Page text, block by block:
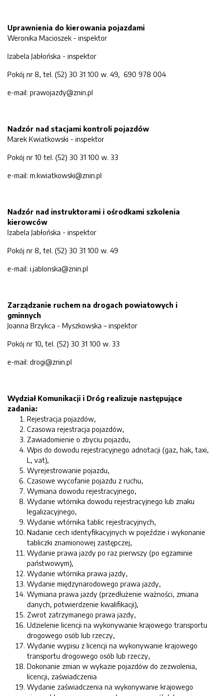
Uprawnienia do kierowania pojazdami
Weronika Macioszek - inspektor
Izabela Jabłońska - inspektor
Pokój nr 8, tel. (52) 30 31 100 w. 49, 690 978 004
e-mail: prawojazdy@znin.pl
Nadzór nad stacjami kontroli pojazdów
Marek Kwiatkowski - inspektor
Pokój nr 10 tel. (52) 30 31 100 w. 33
e-mail: m.kwiatkowski@znin.pl
Nadzór nad instruktorami i ośrodkami szkolenia
kierowców
Izabela Jabłońska - inspektor
Pokój nr 8, tel. (52) 30 31 100 w. 49
e-mail: i.jablonska@znin.pl
Zarządzanie ruchem na drogach powiatowych i
gminnych
Joanna Brzykca - Myszkowska – inspektor
Pokój nr 10, tel. (52) 30 31 100 w. 33
e-mail: drogi@znin.pl
Wydział Komunikacji i Dróg realizuje następujące
zadania:
Rejestracja pojazdów,
Czasowa rejestracja pojazdów,
Zawiadomienie o zbyciu pojazdu,
Wpis do dowodu rejestracyjnego adnotacji (gaz, hak, taxi,
L, vat),
Wyrejestrowanie pojazdu,
Czasowe wycofanie pojazdu z ruchu,
Wymiana dowodu rejestracyjnego,
Wydanie wtórnika dowodu rejestracyjnego lub znaku
legalizacyjnego,
Wydanie wtórnika tablic rejestracyjnych,
Nadanie cech identyfikacyjnych w pojeździe i wykonanie
tabliczki znamionowej zastępczej,
Wydanie prawa jazdy po raz pierwszy (po egzaminie
państwowym),
Wydanie wtórnika prawa jazdy,
Wydanie międzynarodowego prawa jazdy,
Wymiana prawa jazdy (przedłużenie ważności, zmiana
danych, potwierdzenie kwalifikacji),
Zwrot zatrzymanego prawa jazdy,
Udzielenie licencji na wykonywanie krajowego transportu
drogowego osób lub rzeczy,
Wydanie wypisu z licencji na wykonywanie krajowego
transportu drogowego osób lub rzeczy,
Dokonanie zmian w wykazie pojazdów do zezwolenia,
licencji, zaświadczenia
Wydanie zaświadczenia na wykonywanie krajowego